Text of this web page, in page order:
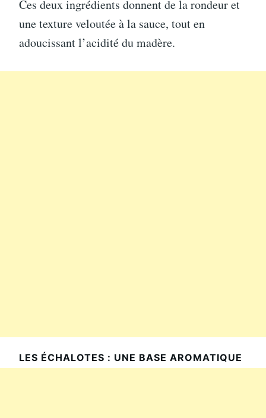
Ces deux ingrédients donnent de la rondeur et
une texture veloutée à la sauce, tout en
adoucissant l’acidité du madère.
LES ÉCHALOTES : UNE BASE AROMATIQUE